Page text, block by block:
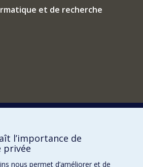
et de recherche
l’importance de
privée
nous permet d’améliorer et de